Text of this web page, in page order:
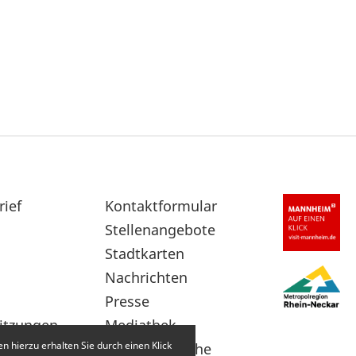
Sekundärnavigation
im
Fußbereich
Kontaktformular
Stellenangebote
Stadtkarten
Nachrichten
Presse
Mediathek
Leichte Sprache
hierzu erhalten Sie durch einen Klick